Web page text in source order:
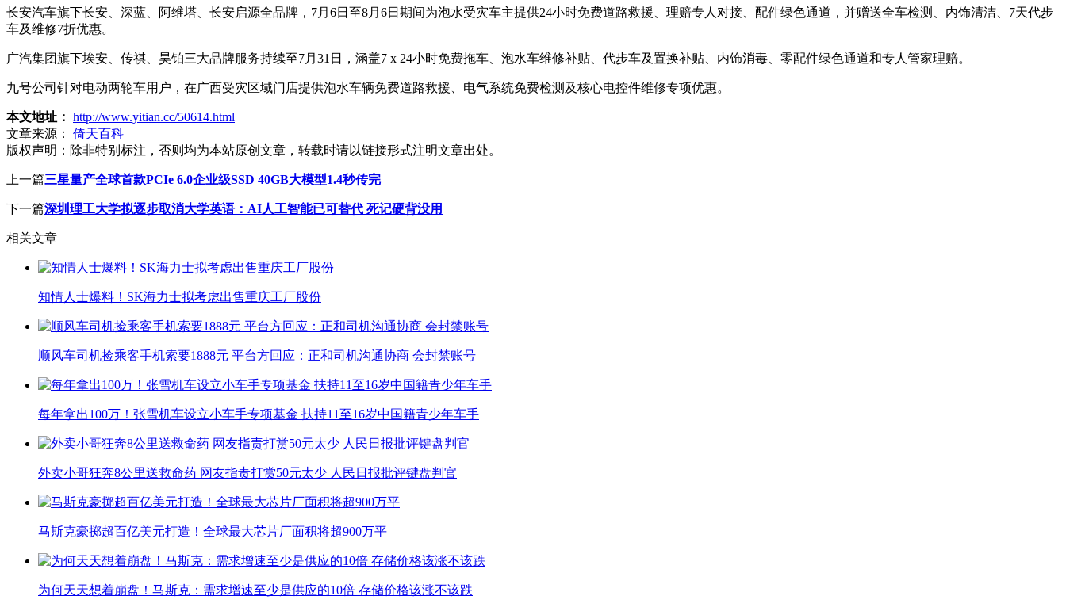
长安汽车旗下长安、深蓝、阿维塔、长安启源全品牌，7月6日至8月6日期间为泡水受灾车主提供24小时免费道路救援、理赔专人对接、配件绿色通道，并赠送全车检测、内饰清洁、7天代步
车及维修7折优惠。
广汽集团旗下埃安、传祺、昊铂三大品牌服务持续至7月31日，涵盖7 x 24小时免费拖车、泡水车维修补贴、代步车及置换补贴、内饰消毒、零配件绿色通道和专人管家理赔。
九号公司针对电动两轮车用户，在广西受灾区域门店提供泡水车辆免费道路救援、电气系统免费检测及核心电控件维修专项优惠。
本文地址： http://www.yitian.cc/50614.html
文章来源：
倚天百科
版权声明： 除非特别标注，否则均为本站原创文章，转载时请以链接形式注明文章出处。
上一篇三星量产全球首款PCIe 6.0企业级SSD 40GB大模型1.4秒传完
下一篇深圳理工大学拟逐步取消大学英语：AI人工智能已可替代 死记硬背没用
相关文章
知情人士爆料！SK海力士拟考虑出售重庆工厂股份
顺风车司机捡乘客手机索要1888元 平台方回应：正和司机沟通协商 会封禁账号
每年拿出100万！张雪机车设立小车手专项基金 扶持11至16岁中国籍青少年车手
外卖小哥狂奔8公里送救命药 网友指责打赏50元太少 人民日报批评键盘判官
马斯克豪掷超百亿美元打造！全球最大芯片厂面积将超900万平
为何天天想着崩盘！马斯克：需求增速至少是供应的10倍 存储价格该涨不该跌